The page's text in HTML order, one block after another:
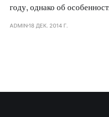
году, однако об
ADMIN18 ДЕК. 2014 Г.